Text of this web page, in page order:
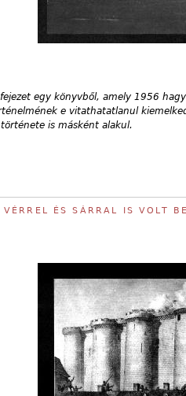
egy könyvből, amely 1956
e vitathatatlanul
is másként alakul.
ÉS SÁRRAL IS VOLT